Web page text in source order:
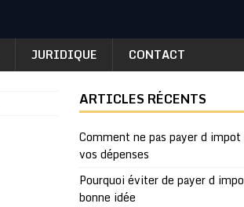
JURIDIQUE CONTACT
ARTICLES RÉCENTS
Comment ne pas payer d
vos dépenses
Pourquoi éviter de payer d
bonne idée